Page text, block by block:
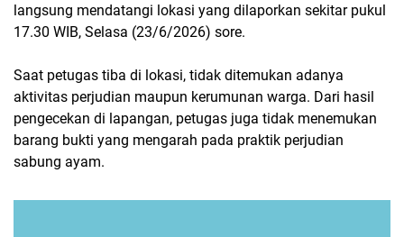
langsung mendatangi lokasi yang dilaporkan sekitar pukul
17.30 WIB, Selasa (23/6/2026) sore.
Saat petugas tiba di lokasi, tidak ditemukan adanya
aktivitas perjudian maupun kerumunan warga. Dari hasil
pengecekan di lapangan, petugas juga tidak menemukan
barang bukti yang mengarah pada praktik perjudian
sabung ayam.